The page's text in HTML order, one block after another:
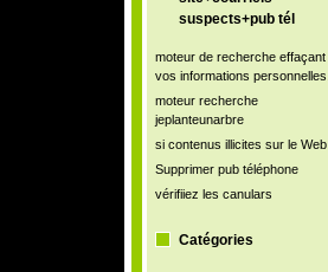
suspects+pub tél
moteur de recherche effaçant
vos informations personnelles.
moteur recherche
jeplanteunarbre
si contenus illicites sur le Web
Supprimer pub téléphone
vérifiiez les canulars
Catégories